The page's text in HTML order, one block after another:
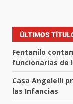
ÚLTIMOS
Fentanilo
funcionarias de
Casa Angelelli
las Infancias